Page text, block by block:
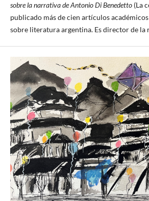
sobre la narrativa de Antonio Di Benedetto(La
publicado más de cien artículos
sobre literatura argentina. Es director de la